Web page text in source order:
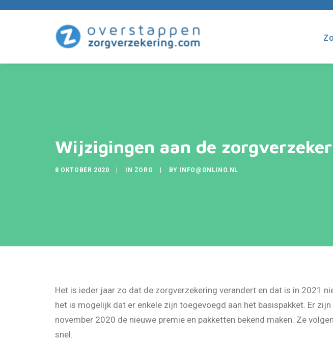
Wijzigingen aan de
8 OKTOBER 2020 IN ZORG BY INFO@ONLINO.NL
Het is ieder jaar zo dat de zorgverzekering verandert en dat is in 2021
het is mogelijk dat er enkele zijn toegevoegd aan het basispakket. Er
november 2020 de nieuwe premie en pakketten bekend maken. Ze
snel.